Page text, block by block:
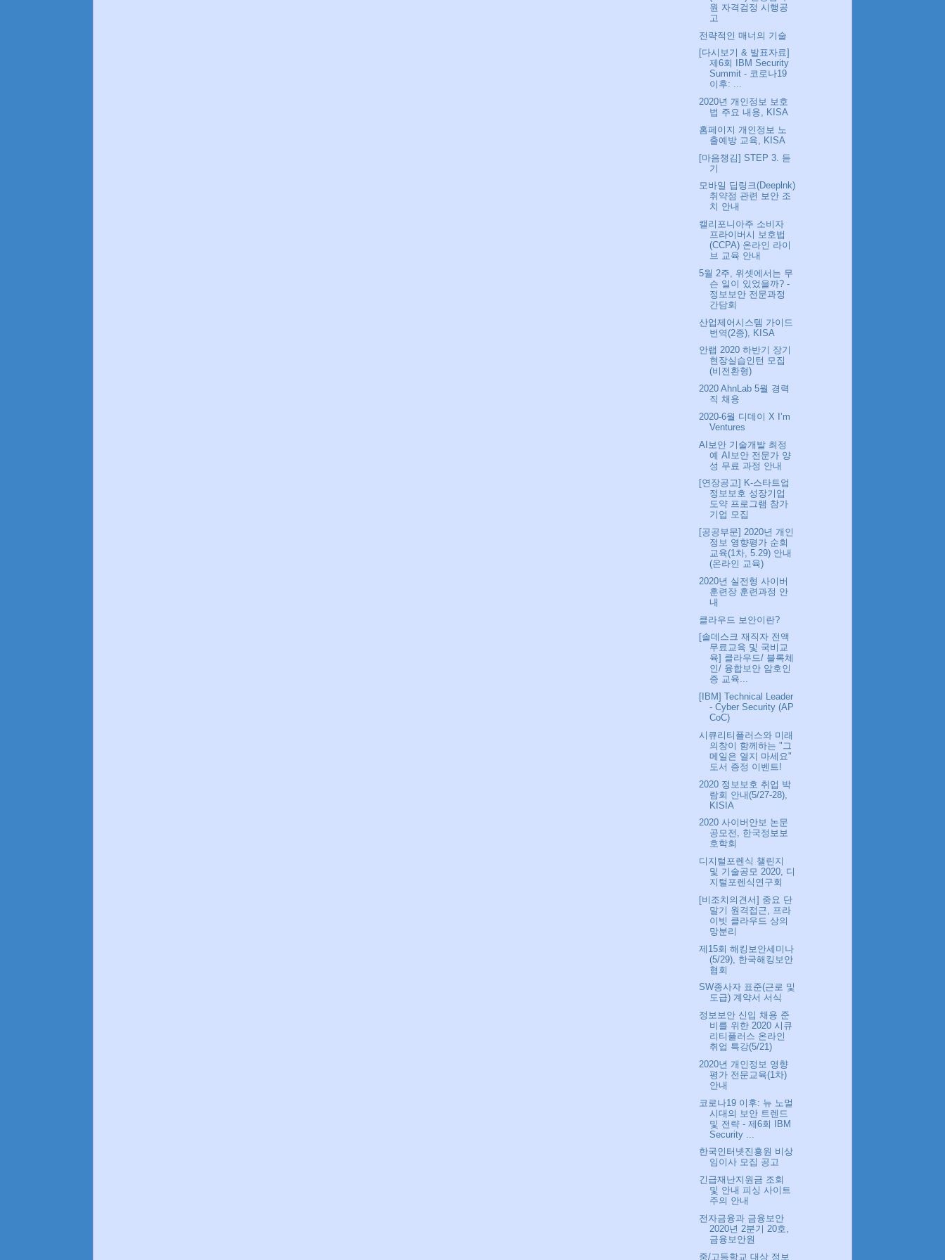
원 자격검정 시행공
고
전략적인 매너의 기술
[다시보기 & 발표자료]
제6회 IBM Security
Summit - 코로나19
이후: ...
2020년 개인정보 보호
법 주요 내용, KISA
홈페이지 개인정보 노
출예방 교육, KISA
[마음챙김] STEP 3. 듣
기
모바일 딥링크(Deeplnk)
취약점 관련 보안 조
치 안내
캘리포니아주 소비자
프라이버시 보호법
(CCPA) 온라인 라이
브 교육 안내
5월 2주, 위셋에서는 무
슨 일이 있었을까? -
정보보안 전문과정
간담회
산업제어시스템 가이드
번역(2종), KISA
안랩 2020 하반기 장기
현장실습인턴 모집
(비전환형)
2020 AhnLab 5월 경력
직 채용
2020-6월 디데이 X I’m
Ventures
AI보안 기술개발 최정
예 AI보안 전문가 양
성 무료 과정 안내
[연장공고] K-스타트업
정보보호 성장기업
도약 프로그램 참가
기업 모집
[공공부문] 2020년 개인
정보 영향평가 순회
교육(1차, 5.29) 안내
(온라인 교육)
2020년 실전형 사이버
훈련장 훈련과정 안
내
클라우드 보안이란?
[솔데스크 재직자 전액
무료교육 및 국비교
육] 클라우드/ 블록체
인/ 융합보안 암호인
증 교육...
[IBM] Technical Leader
- Cyber Security (AP
CoC)
시큐리티플러스와 미래
의창이 함께하는 "그
메일은 열지 마세요"
도서 증정 이벤트!
2020 정보보호 취업 박
람회 안내(5/27-28),
KISIA
2020 사이버안보 논문
공모전, 한국정보보
호학회
디지털포렌식 챌린지
및 기술공모 2020, 디
지털포렌식연구회
[비조치의견서] 중요 단
말기 원격접근, 프라
이빗 클라우드 상의
망분리
제15회 해킹보안세미나
(5/29), 한국해킹보안
협회
SW종사자 표준(근로 및
도급) 계약서 서식
정보보안 신입 채용 준
비를 위한 2020 시큐
리티플러스 온라인
취업 특강(5/21)
2020년 개인정보 영향
평가 전문교육(1차)
안내
코로나19 이후: 뉴 노멀
시대의 보안 트렌드
및 전략 - 제6회 IBM
Security ...
한국인터넷진흥원 비상
임이사 모집 공고
긴급재난지원금 조회
및 안내 피싱 사이트
주의 안내
전자금융과 금융보안
2020년 2분기 20호,
금융보안원
중/고등학교 대상 정보